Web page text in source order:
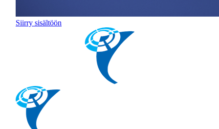
Siirry sisältöön